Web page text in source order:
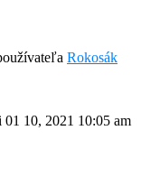
Rokosák
01 10, 2021 10:05 am